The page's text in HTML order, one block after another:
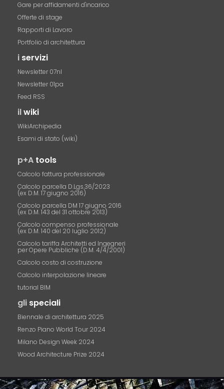
Gare per affidamenti d'incarico
Offerte di stage
Rapporti di Lavoro
Portfolio di architettura
i servizi
Newsletter 07nl
Newsletter 01pa
Feed RSS
ilwiki
WikiArchipedia
Esami di stato (wiki)
p+A tools
Calcolo fattura professionale
Calcolo parcella D.Lgs.36/2023
(ex D.M. 17 giugno 2016)
Calcolo parcella DM 17 giugno 2016
(ex D.M. 143 del 31 ottobre 2013)
Calcolo compenso professionale
(ex D.M. 140 del 20 luglio 2012)
Calcolo tariffa Architetti ed Ingegneri
per Opere Pubbliche (D.M. 4/4/2001)
Calcolo costo di costruzione
Calcolo interpolazione lineare
tutorial BIM
gli speciali
Biennale di architettura 2025
Renzo Piano World Tour 2024
Milano Design Week 2024
Wood Architecture Prize 2024